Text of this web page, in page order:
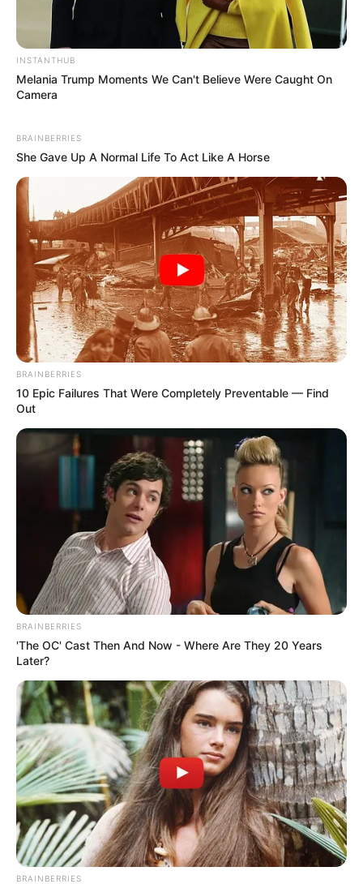
Пов’язаний запис
INSTANTHUB
Melania Trump Moments We Can't Believe Were Caught On
Camera
BRAINBERRIES
She Gave Up A Normal Life To Act Like A Horse
BRAINBERRIES
10 Epic Failures That Were Completely Preventable — Find
Out
BRAINBERRIES
'The OC' Cast Then And Now - Where Are They 20 Years
Later?
BRAINBERRIES